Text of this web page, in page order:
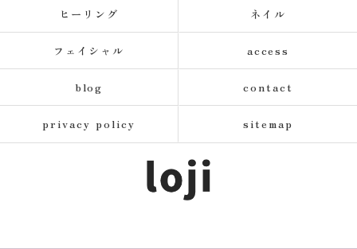
ヒーリング ネイル
フェイシャル access
blog contact
privacy policy sitemap